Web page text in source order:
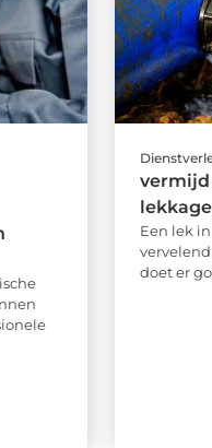
vermijd
Een lek
doet er